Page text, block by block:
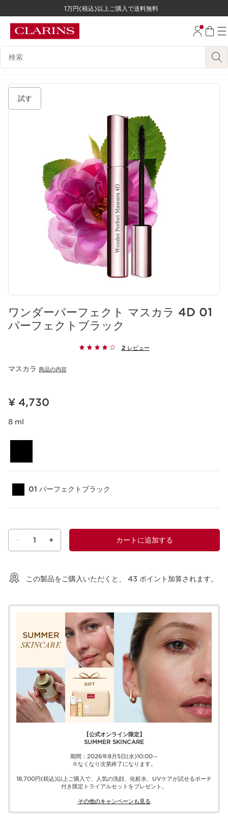
コンテンツへ移動
1万円(税込)以上ご購入で送料無料
検索候補
試す
ワンダーパーフェクト マスカラ 4D 01
パーフェクトブラック
2 レビュー
マスカラ 商品の内容
現在表示中の製品の価格 ¥ 4,730
¥ 4,730
8 ml
01 パーフェクトブラック
- 1 + カートに追加する
この製品をご購入いただくと、 43 ポイント加算されます。
【公式オンライン限定】​​
SUMMER SKINCARE
期間：2026年8月5日(水)10:00～
※なくなり次第終了になります。
18,700円(税込)以上ご購入で、​人気の洗顔、化粧水、UVケアが試せる​ポーチ
付き限定トライアルセットをプレゼント。​
その他のキャンペーンも見る​